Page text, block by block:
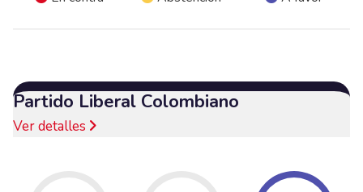
Partido Liberal Colombiano
Ver detalles